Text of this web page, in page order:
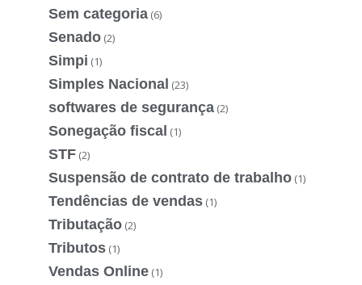
Sem categoria (6)
Senado (2)
Simpi (1)
Simples Nacional (23)
softwares de segurança (2)
Sonegação fiscal (1)
STF (2)
Suspensão de contrato de trabalho (1)
Tendências de vendas (1)
Tributação (2)
Tributos (1)
Vendas Online (1)